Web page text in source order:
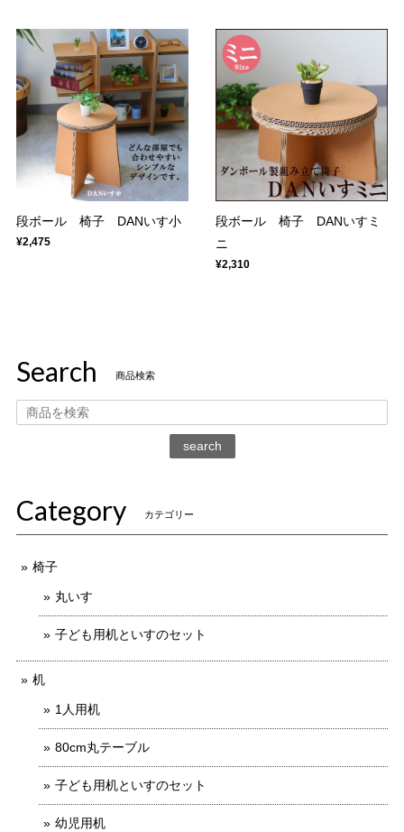
段ボール 椅子 DANいす小
¥2,475
段ボール 椅子 DANいすミ
ニ
¥2,310
Search 商品検索
search
Category カテゴリー
椅子
丸いす
子ども用机といすのセット
机
1人用机
80cm丸テーブル
子ども用机といすのセット
幼児用机